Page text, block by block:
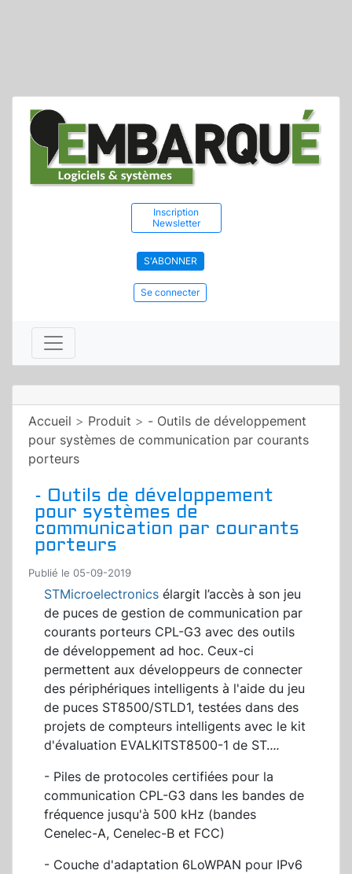
Inscription
Newsletter
S'ABONNER
Se connecter
Accueil > Produit > - Outils de développement
pour systèmes de communication par courants
porteurs
- Outils de développement
pour systèmes de
communication par courants
porteurs
Publié le 05-09-2019
STMicroelectronics élargit l’accès à son jeu
de puces de gestion de communication par
courants porteurs CPL-G3 avec des outils
de développement ad hoc. Ceux-ci
permettent aux développeurs de connecter
des périphériques intelligents à l'aide du jeu
de puces ST8500/STLD1, testées dans des
projets de compteurs intelligents avec le kit
d'évaluation EVALKITST8500-1 de ST....
- Piles de protocoles certifiées pour la
communication CPL-G3 dans les bandes de
fréquence jusqu'à 500 kHz (bandes
Cenelec-A, Cenelec-B et FCC)
- Couche d'adaptation 6LoWPAN pour IPv6